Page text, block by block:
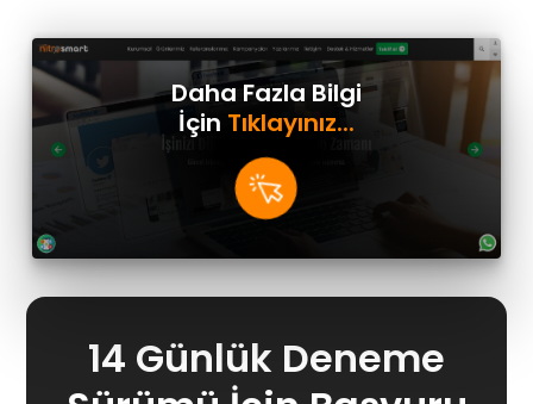
Daha Fazla Bilgi
İçin Tıklayınız...
14 Günlük Deneme